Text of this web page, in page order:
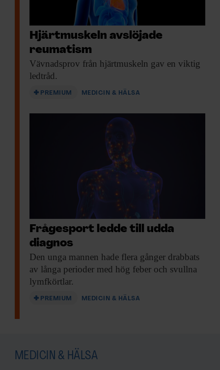
Hjärtmuskeln avslöjade
reumatism
Vävnadsprov från hjärtmuskeln gav en viktig
ledtråd.
PREMIUM MEDICIN & HÄLSA
Frågesport ledde till udda
diagnos
Den unga mannen hade flera gånger drabbats
av långa perioder med hög feber och svullna
lymfkörtlar.
PREMIUM MEDICIN & HÄLSA
MEDICIN & HÄLSA